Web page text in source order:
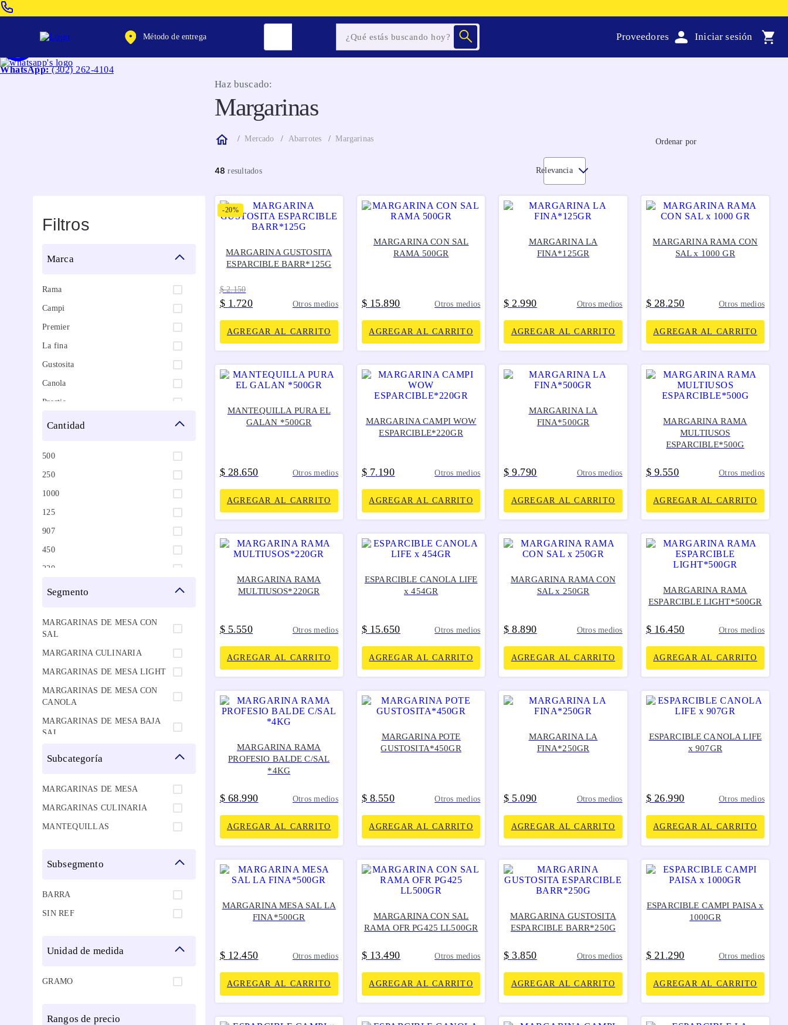
WhatsApp: (302) 262-4104
Método de entrega Proveedores
Haz buscado:
Margarinas
Mercado Abarrotes Margarinas Ordenar por
48 Relevancia
Filtros
marca
Rama
Campi
Premier
La fina
Gustosita
Canola
Practis
La buena
Ibañez
El galan
Canola life
Big tiendas
cantidad
500
250
1000
125
907
450
220
200
440
segmento
MARGARINAS DE MESA CON
SAL
MARGARINA CULINARIA
MARGARINAS DE MESA LIGHT
MARGARINAS DE MESA CON
CANOLA
MARGARINAS DE MESA BAJA
SAL
SALsubcategoría
MARGARINAS DE MESA
MARGARINAS CULINARIA
MANTEQUILLAS
subsegmento
BARRA
SIN REF
unidad de medida
GRAMO
rangos de precio
-20%
MARGARINA GUSTOSITA
ESPARCIBLE BARR*125G
$ 2.150
$ 1 .720 Otros medios
AGREGAR AL CARRITO
MARGARINA CON SAL
RAMA 500GR
$ 15.890 Otros medios
AGREGAR AL CARRITO
MARGARINA LA
FINA*125GR
$ 2.990 Otros medios
AGREGAR AL CARRITO
MARGARINA RAMA CON
SAL x 1000 GR
$ 28.250 Otros medios
AGREGAR AL CARRITO
MANTEQUILLA PURA EL
GALAN *500GR
$ 28.650 Otros medios
AGREGAR AL CARRITO
MARGARINA CAMPI WOW
ESPARCIBLE*220GR
$ 7.190 Otros medios
AGREGAR AL CARRITO
MARGARINA LA
FINA*500GR
$ 9.790 Otros medios
AGREGAR AL CARRITO
MARGARINA RAMA
MULTIUSOS
ESPARCIBLE*500G
$ 9.550 Otros medios
AGREGAR AL CARRITO
MARGARINA RAMA
MULTIUSOS*220GR
$ 5.550 Otros medios
AGREGAR AL CARRITO
ESPARCIBLE CANOLA LIFE
x 454GR
$ 15.650 Otros medios
AGREGAR AL CARRITO
MARGARINA RAMA CON
SAL x 250GR
$ 8.890 Otros medios
AGREGAR AL CARRITO
MARGARINA RAMA
ESPARCIBLE LIGHT*500GR
$ 16.450 Otros medios
AGREGAR AL CARRITO
MARGARINA RAMA
PROFESIO BALDE C/SAL
*4KG
$ 68.990 Otros medios
AGREGAR AL CARRITO
MARGARINA POTE
GUSTOSITA*450GR
$ 8.550 Otros medios
AGREGAR AL CARRITO
MARGARINA LA
FINA*250GR
$ 5.090 Otros medios
AGREGAR AL CARRITO
ESPARCIBLE CANOLA LIFE
x 907GR
$ 26.990 Otros medios
AGREGAR AL CARRITO
MARGARINA MESA SAL LA
FINA*500GR
$ 12.450 Otros medios
AGREGAR AL CARRITO
MARGARINA CON SAL
RAMA OFR PG425 LL500GR
$ 13.490 Otros medios
AGREGAR AL CARRITO
MARGARINA GUSTOSITA
ESPARCIBLE BARR*250G
$ 3.850 Otros medios
AGREGAR AL CARRITO
ESPARCIBLE CAMPI PAISA x
1000GR
$ 21 .290 Otros medios
AGREGAR AL CARRITO